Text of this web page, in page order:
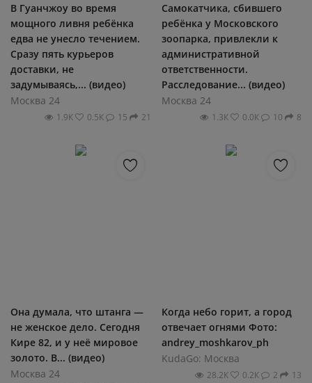
В Гуанчжоу во время
мощного ливня ребёнка
едва не унесло течением.
Сразу пять курьеров
доставки, не
задумываясь,... (видео)
Москва 24
1.9К 0.5К 15 21
Самокатчика, сбившего
ребёнка у Московского
зоопарка, привлекли к
административной
ответственности.
Расследование... (видео)
Москва 24
1.3К 0.0К 10 8
Она думала, что штанга —
не женское дело. Сегодня
Кире 82, и у неё мировое
золото. В... (видео)
Москва 24
Когда небо горит, а город
отвечает огнями Фото:
andrey_moshkarov_ph
KudaGo: Москва
28.2К 0.2К 2 13